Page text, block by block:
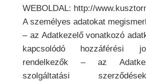
WEBOLDAL: http://
A személyes adatokat
– az Adatkezelő vonatkozó
kapcsolódó hozzáférési
rendelkezők – az
szolgáltatási